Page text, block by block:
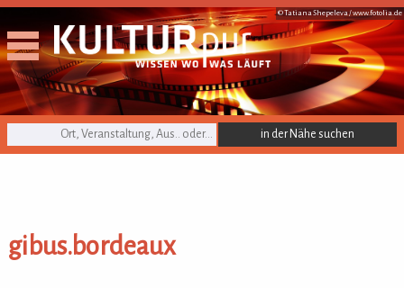
© Tatiana Shepeleva /www.fotolia.de
KULTURpur Suche
gibus.bordeaux